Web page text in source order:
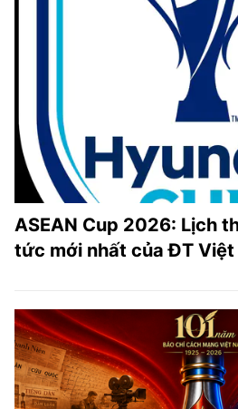
ASEAN Cup 2026: Lịch
tức mới nhất của ĐT Việt